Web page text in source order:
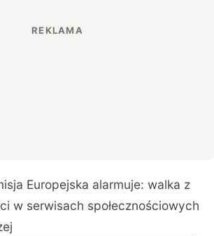
Europejska alarmuje: walka z
w serwisach społecznościowych